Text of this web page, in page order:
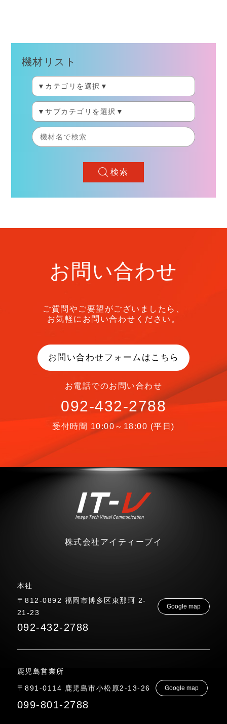
機材リスト
検索
お問い合わせ
ご質問やご要望がございましたら、
お気軽にお問い合わせください。
お問い合わせフォームはこちら
お電話でのお問い合わせ
092-432-2788
受付時間 10:00～18:00 (平日)
株式会社アイティーブイ
本社
〒812-0892 福岡市博多区東那珂 2-
21-23
Google map
092-432-2788
鹿児島営業所
〒891-0114 鹿児島市小松原2-13-26 Google map
099-801-2788